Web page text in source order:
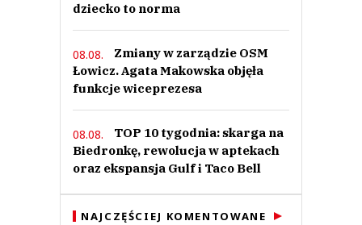
dziecko to norma
08.08.
Zmiany w zarządzie OSM
Łowicz. Agata Makowska objęła
funkcje wiceprezesa
08.08.
TOP 10 tygodnia: skarga na
Biedronkę, rewolucja w aptekach
oraz ekspansja Gulf i Taco Bell
NAJCZĘŚCIEJ KOMENTOWANE